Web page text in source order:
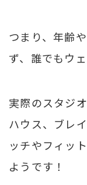
つまり、年齢
ず、誰でもウ
実際のスタジ
ハウス、ブレ
ッチやフィッ
ようです！